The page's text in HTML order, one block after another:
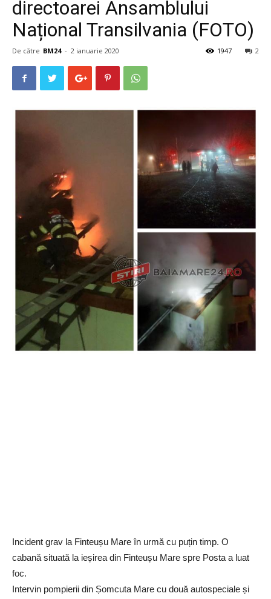
directoarei Ansamblului
Național Transilvania (FOTO)
De către BM24 - 2 ianuarie 2020 2
1947
Incident grav la Finteușu Mare în urmă cu puțin timp. O
cabană situată la ieșirea din Finteușu Mare spre Posta a luat
foc.
Intervin pompierii din Șomcuta Mare cu două autospeciale și